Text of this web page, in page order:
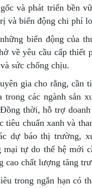
và phát triển bền
và biến động chi phí
biến động của
về yêu cầu cấp thiết
sức chống chịu.
gia cho rằng, cần
trong các ngành sản
thời, hỗ trợ
tiêu chuẩn xanh và
dự báo thị trường,
mại tự do thế hệ mới
cao chất lượng tăng
trong ngắn hạn có